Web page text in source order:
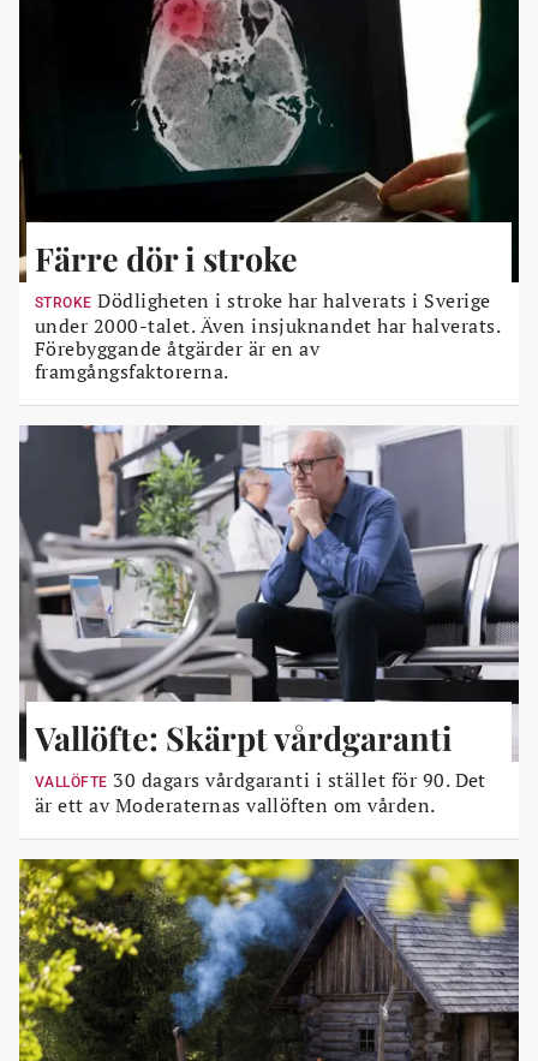
Färre dör i stroke
STROKE Dödligheten i stroke har halverats i Sverige
under 2000-talet. Även insjuknandet har halverats.
Förebyggande åtgärder är en av
framgångsfaktorerna.
Vallöfte: Skärpt vårdgaranti
VALLÖFTE 30 dagars vårdgaranti i stället för 90. Det
är ett av Moderaternas vallöften om vården.